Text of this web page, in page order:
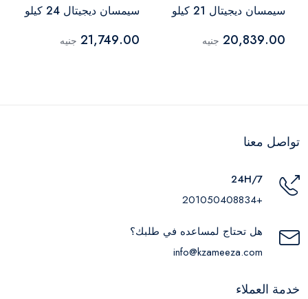
سيمسان ديجيتال 21 كيلو
20,839.00 جنيه
سيمسان ديجيتال 24 كيلو
21,749.00 جنيه
تواصل معنا
24H/7
+201050408834
هل تحتاج لمساعده في طلبك؟
info@kzameeza.com
خدمة العملاء